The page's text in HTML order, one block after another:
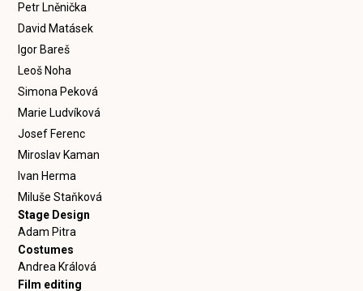
Petr Lněnička
David Matásek
Igor Bareš
Leoš Noha
Simona Peková
Marie Ludvíková
Josef Ferenc
Miroslav Kaman
Ivan Herma
Miluše Staňková
Stage Design
Adam Pitra
Costumes
Andrea Králová
Film editing